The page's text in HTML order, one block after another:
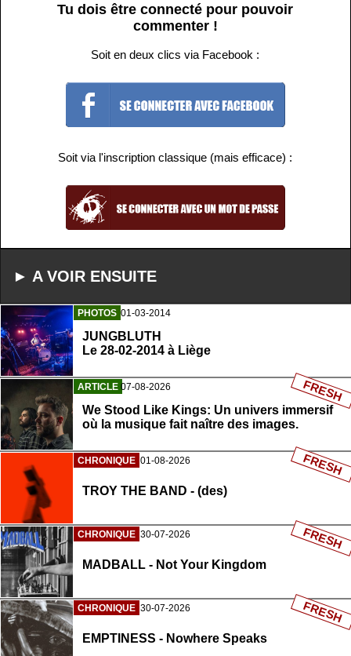
Tu dois être connecté pour pouvoir
commenter !
Soit en deux clics via Facebook :
Soit via l'inscription classique (mais efficace) :
► A VOIR ENSUITE
PHOTOS 01-03-2014
JUNGBLUTH
Le 28-02-2014 à Liège
ARTICLE 07-08-2026
We Stood Like Kings: Un univers immersif
où la musique fait naître des images.
FRESH
CHRONIQUE 01-08-2026
TROY THE BAND - (des)
FRESH
CHRONIQUE 30-07-2026
MADBALL - Not Your Kingdom
FRESH
CHRONIQUE 30-07-2026
EMPTINESS - Nowhere Speaks
FRESH